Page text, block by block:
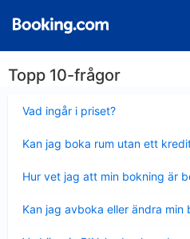
Topp 10-frågor
Vad ingår i priset?
mindre
Kan jag boka rum utan ett
mindre
Hur vet jag att min bokning är
mindre
Kan jag avboka eller ändra min
mindre